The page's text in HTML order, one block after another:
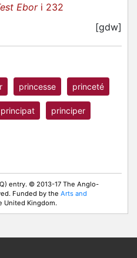
Ebori 232
[gdw]
princesse princeté
principat principer
entry. © 2013-17 The Anglo-
Funded by the Arts and
United Kingdom.